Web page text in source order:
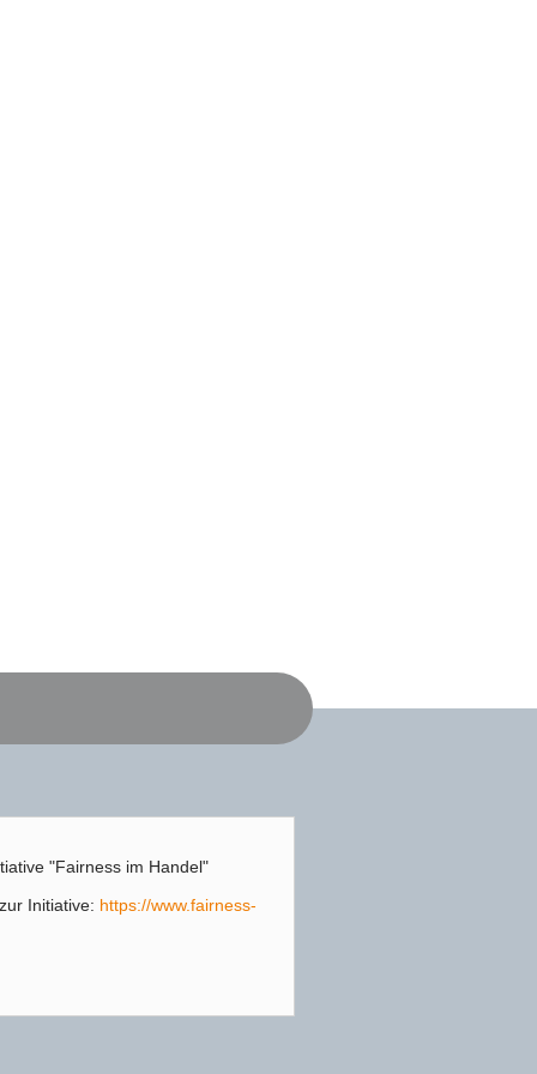
"Fairness im Handel"
Initiative: https://www.fairness-